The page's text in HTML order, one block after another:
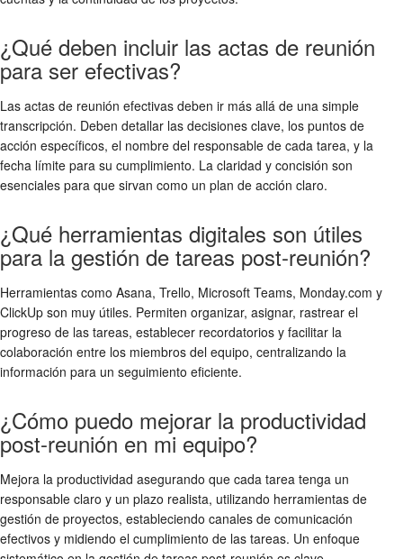
¿Qué deben incluir las actas de reunión
para ser efectivas?
Las actas de reunión efectivas deben ir más allá de una simple
transcripción. Deben detallar las decisiones clave, los puntos de
acción específicos, el nombre del responsable de cada tarea, y la
fecha límite para su cumplimiento. La claridad y concisión son
esenciales para que sirvan como un plan de acción claro.
¿Qué herramientas digitales son útiles
para la gestión de tareas post-reunión?
Herramientas como Asana, Trello, Microsoft Teams, Monday.com y
ClickUp son muy útiles. Permiten organizar, asignar, rastrear el
progreso de las tareas, establecer recordatorios y facilitar la
colaboración entre los miembros del equipo, centralizando la
información para un seguimiento eficiente.
¿Cómo puedo mejorar la productividad
post-reunión en mi equipo?
Mejora la productividad asegurando que cada tarea tenga un
responsable claro y un plazo realista, utilizando herramientas de
gestión de proyectos, estableciendo canales de comunicación
efectivos y midiendo el cumplimiento de las tareas. Un enfoque